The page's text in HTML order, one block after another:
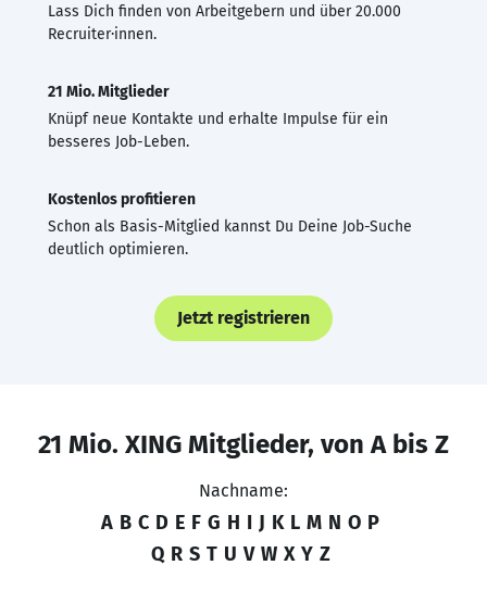
Lass Dich finden von Arbeitgebern und über 20.000
Recruiter·innen.
21 Mio. Mitglieder
Knüpf neue Kontakte und erhalte Impulse für ein
besseres Job-Leben.
Kostenlos profitieren
Schon als Basis-Mitglied kannst Du Deine Job-Suche
deutlich optimieren.
Jetzt registrieren
21 Mio. XING Mitglieder, von A bis Z
Nachname:
A B C D E F G H I J K L M N O P
Q R S T U V W X Y Z